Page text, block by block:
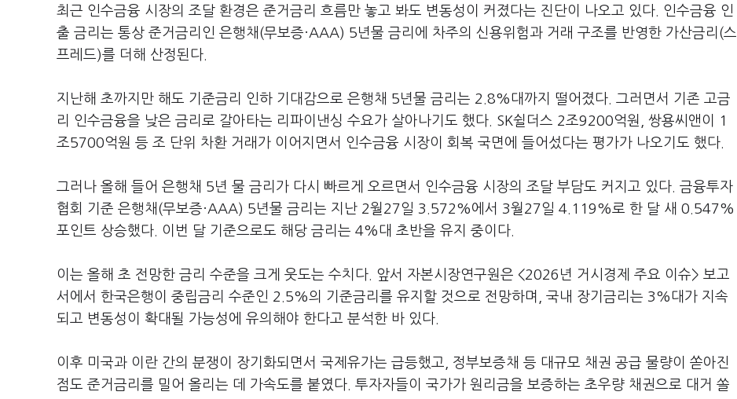
최근 인수금융 시장의 조달 환경은 준거금리 흐름만 놓고 봐도 변동성이 커졌다는 진단이 나오고 있다. 인수금융 인
출 금리는 통상 준거금리인 은행채(무보증·AAA) 5년물 금리에 차주의 신용위험과 거래 구조를 반영한 가산금리(스
프레드)를 더해 산정된다.
지난해 초까지만 해도 기준금리 인하 기대감으로 은행채 5년물 금리는 2.8%대까지 떨어졌다. 그러면서 기존 고금
리 인수금융을 낮은 금리로 갈아타는 리파이낸싱 수요가 살아나기도 했다. SK쉴더스 2조9200억원, 쌍용씨앤이 1
조5700억원 등 조 단위 차환 거래가 이어지면서 인수금융 시장이 회복 국면에 들어섰다는 평가가 나오기도 했다.
그러나 올해 들어 은행채 5년 물 금리가 다시 빠르게 오르면서 인수금융 시장의 조달 부담도 커지고 있다. 금융투자
협회 기준 은행채(무보증·AAA) 5년물 금리는 지난 2월27일 3.572%에서 3월27일 4.119%로 한 달 새 0.547%
포인트 상승했다. 이번 달 기준으로도 해당 금리는 4%대 초반을 유지 중이다.
이는 올해 초 전망한 금리 수준을 크게 웃도는 수치다. 앞서 자본시장연구원은 <2026년 거시경제 주요 이슈> 보고
서에서 한국은행이 중립금리 수준인 2.5%의 기준금리를 유지할 것으로 전망하며, 국내 장기금리는 3%대가 지속
되고 변동성이 확대될 가능성에 유의해야 한다고 분석한 바 있다.
이후 미국과 이란 간의 분쟁이 장기화되면서 국제유가는 급등했고, 정부보증채 등 대규모 채권 공급 물량이 쏟아진
점도 준거금리를 밀어 올리는 데 가속도를 붙였다. 투자자들이 국가가 원리금을 보증하는 초우량 채권으로 대거 쏠